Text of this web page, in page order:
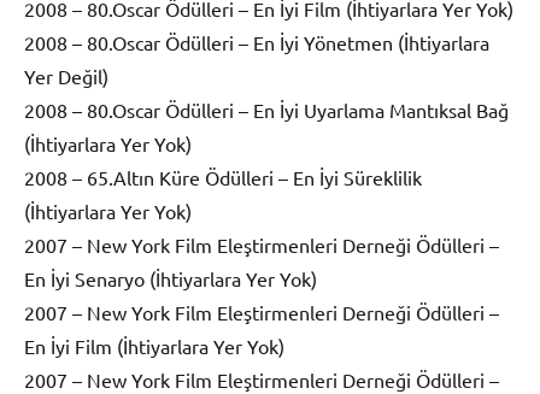
2008 – 80.Oscar Ödülleri – En İyi Film (İhtiyarlara Yer Yok)
2008 – 80.Oscar Ödülleri – En İyi Yönetmen (İhtiyarlara
Yer Değil)
2008 – 80.Oscar Ödülleri – En İyi Uyarlama Mantıksal Bağ
(İhtiyarlara Yer Yok)
2008 – 65.Altın Küre Ödülleri – En İyi Süreklilik
(İhtiyarlara Yer Yok)
2007 – New York Film Eleştirmenleri Derneği Ödülleri –
En İyi Senaryo (İhtiyarlara Yer Yok)
2007 – New York Film Eleştirmenleri Derneği Ödülleri –
En İyi Film (İhtiyarlara Yer Yok)
2007 – New York Film Eleştirmenleri Derneği Ödülleri –